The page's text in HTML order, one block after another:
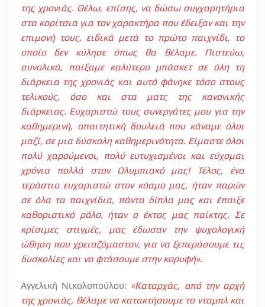
της χρονιάς. Θέλω, επίσης, να δώσω συγχαρητήρια
στα κορίτσια για τον χαρακτήρα που έδειξαν και την
επιμονή τους, ειδικά μετά το πρώτο παιχνίδι, το
οποίο δεν κύλησε όπως θα θέλαμε. Πιστεύω,
συνολικά, παίξαμε καλύτερο μπάσκετ σε όλη τη
διάρκεια της χρονιάς και αυτό φάνηκε τόσο στους
τελικούς, όσο και στα ματς της κανονικής
διάρκειας. Ευχαριστώ τους συνεργάτες μου για την
καθημερινή, απαιτητική δουλειά που κάναμε όλοι
μαζί, σε μια δύσκολη καθημερινότητα. Είμαστε όλοι
πολύ χαρούμενοι, πολύ ευτυχισμένοι και εύχομαι
χρόνια πολλά στον Ολυμπιακό μας! Τέλος, ένα
τεράστιο ευχαριστώ στον κόσμο μας, ήταν παρών
σε όλα τα παιχνίδια, πάντα δίπλα μας και έπαιξε
καθοριστικό ρόλο, ήταν ο έκτος μας παίκτης. Σε
κρίσιμες στιγμές, μας έδωσαν την ψυχολογική
ώθηση που χρειαζόμασταν, για να ξεπεράσουμε τις
δυσκολίες και να φτάσουμε στην κορυφή».
Αγγελική Νικολοπούλου: «Καταρχάς, από την αρχή
της χρονιάς, θέλαμε να κατακτήσουμε το νταμπλ και